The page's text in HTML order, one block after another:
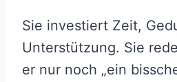
Sie investiert Zeit,
Unterstützung. Sie
er nur noch „ein